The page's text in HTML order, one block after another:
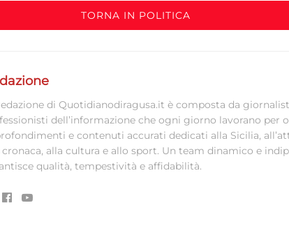
TORNA IN POLITICA
di Quotidianodiragusa.it è composta da
dell’informazione che ogni giorno lavorano per
e contenuti accurati dedicati alla Sicilia,
cronaca, alla cultura e allo sport. Un team dinamico e
qualità, tempestività e affidabilità.